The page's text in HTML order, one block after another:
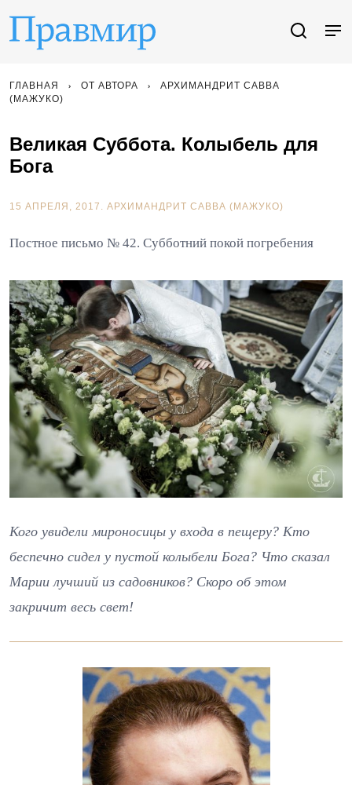
ГЛАВНАЯ ОТ АВТОРА
АРХИМАНДРИТ САВВА
(МАЖУКО)
Великая Суббота. Колыбель для
Бога
15 АПРЕЛЯ, 2017. АРХИМАНДРИТ САВВА (МАЖУКО)
Постное письмо № 42. Субботний покой погребения
Кого увидели мироносицы у входа в пещеру? Кто
беспечно сидел у пустой колыбели Бога? Что сказал
Марии лучший из садовников? Скоро об этом
закричит весь свет!